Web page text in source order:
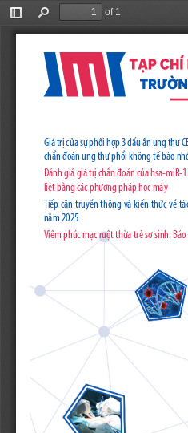
Toggle
Sidebar
Find
of 1
Giá trị của sự phối hợp 3 dấu ấn ung thư
chẩn đoán ung thư phổi không tế bào
Đánh giá giá trị chẩn đoán của hsa-
liệt bằng các phương pháp học máy
Tiếp cận truyền thông và kiến thức về
năm 2025
Viêm phúc mạc ruột thừa trẻ sơ sinh: